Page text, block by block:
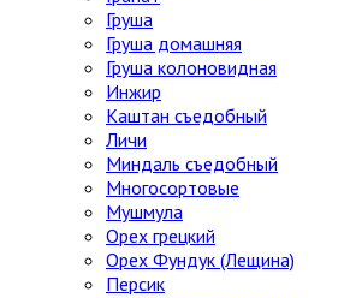
Груша
Груша домашняя
Груша колоновидная
Инжир
Каштан съедобный
Личи
Миндаль съедобный
Многосортовые
Мушмула
Орех грецкий
Орех Фундук (Лещина)
Персик